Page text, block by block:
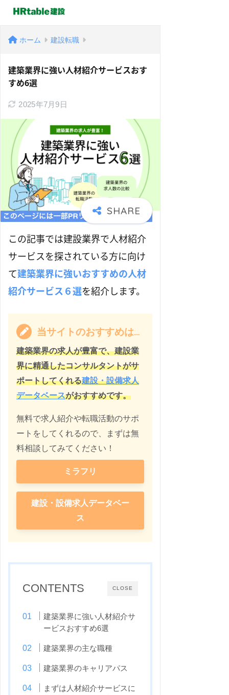
ホーム 建設転職
建築業界に強い人材紹介サービスおす
すめ6選
2025年7月9日
この記事では建設業界で人材紹介
サービスを探されている方に向け
て建築業界に強いおすすめの人材
紹介サービス６選を紹介します。
当サイトのおすすめは…
建築業界の求人が豊富で、建設業
界に精通したコンサルタントがサ
ポートしてくれる建設・設備求人
データベースがおすすめです。
無料で求人紹介や転職活動のサポ
ートをしてくれるので、まずは無
料相談してみてください！
ミラフリ
建設・設備求人データベー
ス
CLOSE
CONTENTS
建築業界に強い人材紹介サ
ービスおすすめ6選
建築業界の主な職種
建築業界のキャリアパス
まずは人材紹介サービスに